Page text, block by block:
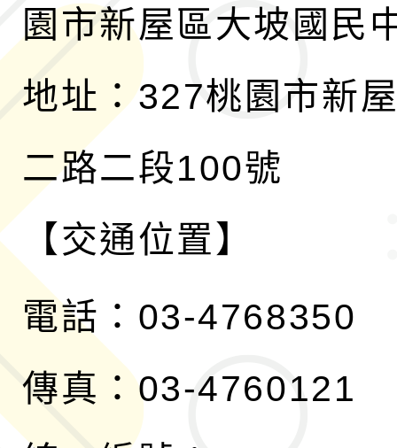
園市新屋區大坡國民
地址：327桃園市新
二路二段100號
【交通位置】
電話：03-4768350
傳真：03-4760121